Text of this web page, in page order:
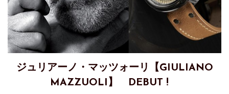
ジュリアーノ・マッツォーリ【GIULIANO
MAZZUOLI】 DEBUT !